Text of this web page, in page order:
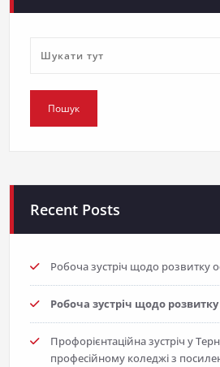
Recent Posts
Робоча зустріч щодо розвитку
Робоча зустріч щодо
Профорієнтаційна зустріч у
професійному коледжі з